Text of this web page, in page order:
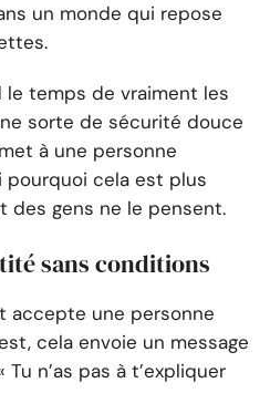
un monde qui repose
le temps de vraiment les
sorte de sécurité douce
à une personne
pourquoi cela est plus
des gens ne le pensent.
sans conditions
accepte une personne
cela envoie un message
n’as pas à t’expliquer